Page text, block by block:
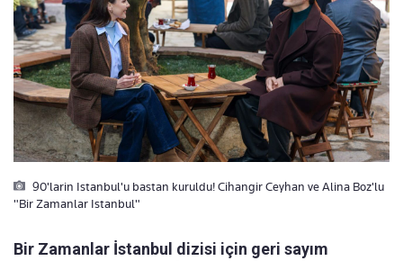
90'larin Istanbul'u bastan kuruldu! Cihangir Ceyhan ve Alina Boz'lu
"Bir Zamanlar Istanbul"
Bir Zamanlar İstanbul dizisi için geri sayım